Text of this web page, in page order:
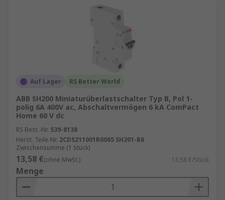
Auf Lager RS Better World
ABB SH200 Miniaturüberlastschalter Typ B, Pol 1-
polig 6A 400V ac, Abschaltvermögen 6 kA ComPact
Home 60 V dc
RS Best.-Nr. 539-8138
Herst. Teile-Nr. 2CDS211001R0065 SH201-B6
Zwischensumme (1 Stück)
13,58 €(ohne MwSt.) 13,58 €/Stück
Menge